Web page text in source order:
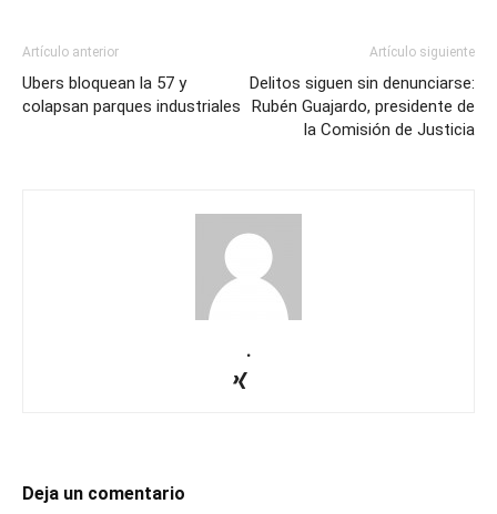
Artículo anterior
Ubers bloquean la 57 y
colapsan parques industriales
Artículo siguiente
Delitos siguen sin denunciarse:
Rubén Guajardo, presidente de
la Comisión de Justicia
.
Deja un comentario